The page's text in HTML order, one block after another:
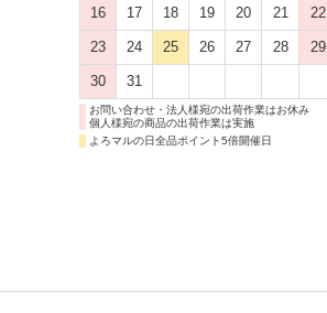
16 17 18 19 20 21 22
23 24 25 26 27 28 29
30 31
お問い合わせ・法人様宛の出荷作業はお休み
個人様宛の商品の出荷作業は実施
よろマルの日全品ポイント5倍開催日